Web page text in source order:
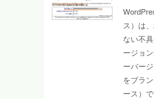
ス）は
ない不
ージョ
ーバー
をブラ
ース）